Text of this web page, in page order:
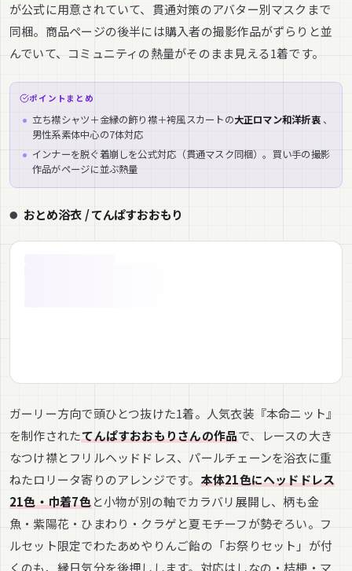
が公式に用意されていて、貫通対策のアバター別マスクまで
同梱。商品ページの後半には購入者の撮影作品がずらりと並
んでいて、コミュニティの熱量がそのまま見える1着です。
ポイントまとめ
立ち襟シャツ＋金縁の飾り襟＋袴風スカートの大正ロマン和洋折衷 、
男性系素体中心の7体対応
インナーを脱ぐ着崩しを公式対応（貫通マスク同梱）。買い手の撮影
作品がページに並ぶ熱量
おとめ浴衣 / てんぱすおおもり
ガーリー方向で頭ひとつ抜けた1着。人気衣装『本命ニット』
を制作されたてんぱすおおもりさんの作品で、レースの大き
なつけ襟とフリルヘッドドレス、パールチェーンを浴衣に重
ねたロリータ寄りのアレンジです。 本体21色にヘッドドレス
21色・巾着7色と小物が別の軸でカラバリ展開し、柄も金
魚・紫陽花・ひまわり・クラゲと夏モチーフが勢ぞろい。フ
ルセット限定でわたあめやりんご飴の「お祭りセット」が付
くのも、縁日気分を後押しします。対応はしなの・桔梗・マ